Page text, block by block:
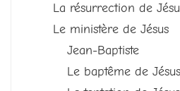
La résurrection de
Le ministère de Jésus
Jean-Baptiste
Le baptême de